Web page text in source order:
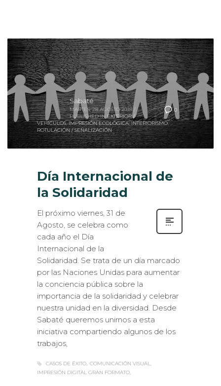
Sabaté
MARTES, 28 AGOSTO 2018 /
PUBLISHED IN EXTERIOR /
VEHÍCULOS,IMPRESIÓN ECOLÓGICA,INTERIORISMO,
ROTULACIÓN / SEÑALIZACIÓN
Día Internacional de
la Solidaridad
Agosto, se celebra como
cada año el Día
Internacional de la
Solidaridad. Se trata de un día marcado
por las Naciones Unidas para aumentar
la conciencia pública sobre la
importancia de la solidaridad y celebrar
nuestra unidad en la diversidad. Desde
Sabaté queremos unirnos a esta
iniciativa compartiendo algunos de los
trabajos,
IMPRESIÓN DIGITAL GRAN FORMATO